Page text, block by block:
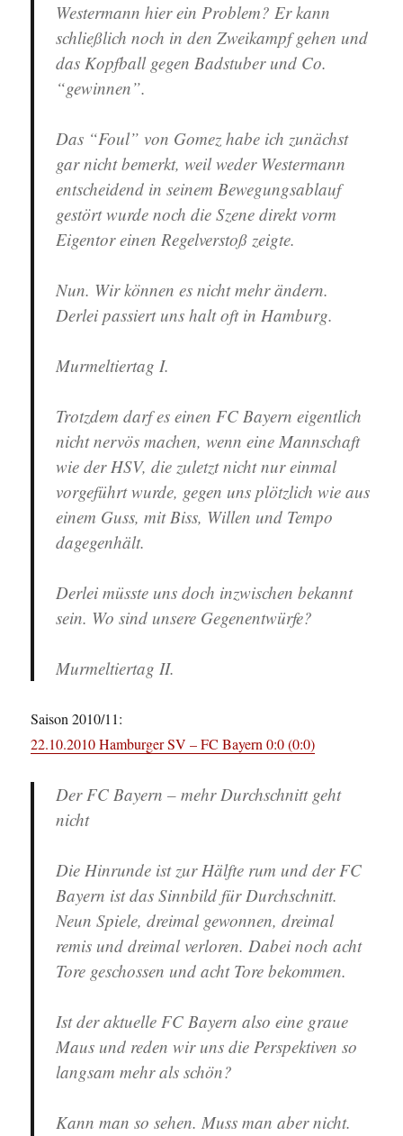
Westermann hier ein Problem? Er kann
schließlich noch in den Zweikampf gehen und
das Kopfball gegen Badstuber und Co.
“gewinnen”.
Das “Foul” von Gomez habe ich zunächst
gar nicht bemerkt, weil weder Westermann
entscheidend in seinem Bewegungsablauf
gestört wurde noch die Szene direkt vorm
Eigentor einen Regelverstoß zeigte.
Nun. Wir können es nicht mehr ändern.
Derlei passiert uns halt oft in Hamburg.
Murmeltiertag I.
Trotzdem darf es einen FC Bayern eigentlich
nicht nervös machen, wenn eine Mannschaft
wie der HSV, die zuletzt nicht nur einmal
vorgeführt wurde, gegen uns plötzlich wie aus
einem Guss, mit Biss, Willen und Tempo
dagegenhält.
Derlei müsste uns doch inzwischen bekannt
sein. Wo sind unsere Gegenentwürfe?
Murmeltiertag II.
Saison 2010/11:
22.10.2010 Hamburger SV – FC Bayern 0:0 (0:0)
Der FC Bayern – mehr Durchschnitt geht
nicht
Die Hinrunde ist zur Hälfte rum und der FC
Bayern ist das Sinnbild für Durchschnitt.
Neun Spiele, dreimal gewonnen, dreimal
remis und dreimal verloren. Dabei noch acht
Tore geschossen und acht Tore bekommen.
Ist der aktuelle FC Bayern also eine graue
Maus und reden wir uns die Perspektiven so
langsam mehr als schön?
Kann man so sehen. Muss man aber nicht.